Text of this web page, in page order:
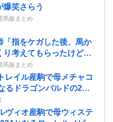
爆笑さらう
馬板まとめ
「指をケガした後、馬か
り考えてもらったけど心
様子」大江原比呂騎手
馬板まとめ
レイル産駒で母メチャコ
るドラゴンバルドの2歳
ヴィオ産駒で母ウィステ